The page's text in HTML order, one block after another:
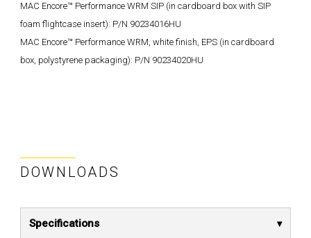
MAC Encore™ Performance WRM SIP (in cardboard box with SIP
foam flightcase insert): P/N 90234016HU
MAC Encore™ Performance WRM, white finish, EPS (in cardboard
box, polystyrene packaging): P/N 90234020HU
DOWNLOADS
Specifications